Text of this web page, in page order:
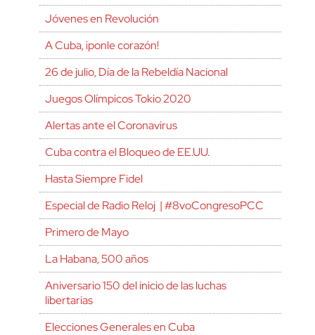
Jóvenes en Revolución
A Cuba, ¡ponle corazón!
26 de julio, Día de la Rebeldía Nacional
Juegos Olímpicos Tokio 2020
Alertas ante el Coronavirus
Cuba contra el Bloqueo de EE.UU.
Hasta Siempre Fidel
Especial de Radio Reloj | #8voCongresoPCC
Primero de Mayo
La Habana, 500 años
Aniversario 150 del inicio de las luchas
libertarias
Elecciones Generales en Cuba